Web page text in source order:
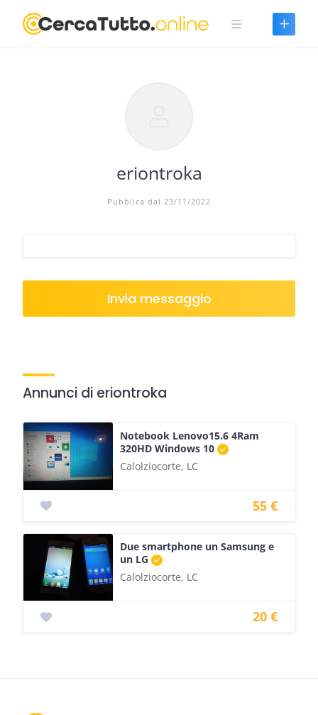
eriontroka
Pubblica dal 23/11/2022
Invia messaggio
Annunci di eriontroka
Notebook Lenovo15.6 4Ram
320HD Windows 10
Calolziocorte, LC
55 €
Due smartphone un Samsung e
un LG
Calolziocorte, LC
20 €